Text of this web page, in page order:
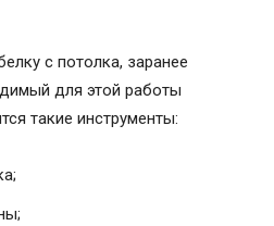
с потолка, заранее
для этой работы
такие инструменты: